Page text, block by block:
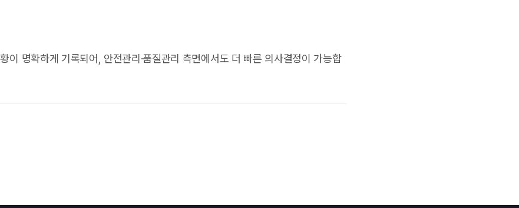
이 명확하게 기록되어, 안전관리·품질관리 측면에서도 더 빠른 의사결정이 가능합